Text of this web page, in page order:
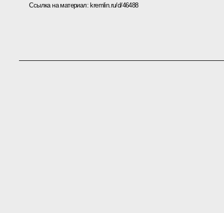
Ссылка на материал:kremlin.ru/d/46488